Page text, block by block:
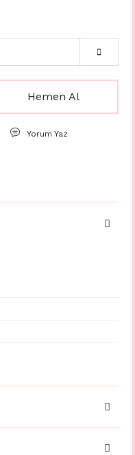
Hemen Al
Yorum Yaz